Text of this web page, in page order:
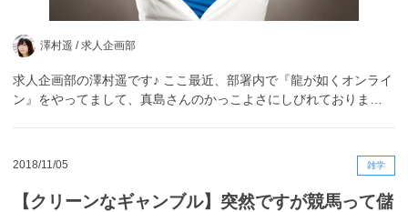
澤村遥 /求人企画部
求人企画部の澤村遥です♪ ここ最近、部署内で『龍が如くオンライ
ン』をやってまして、真島さんのかっこよさにしびれておりま…
2018/11/05 雑学
【クリーンなギャンブル】突然ですが競馬って儲